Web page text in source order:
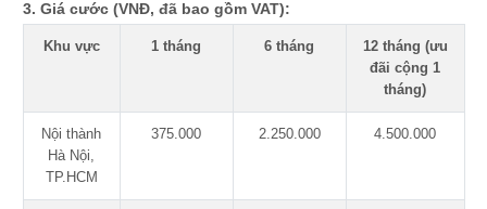
3. Giá cước (VNĐ, đã bao gồm VAT):
Khu vực 1 tháng 6 tháng
12 tháng (ưu
đãi cộng 1
tháng)
Nội thành
Hà Nội,
TP.HCM
375.000 2.250.000 4.500.000